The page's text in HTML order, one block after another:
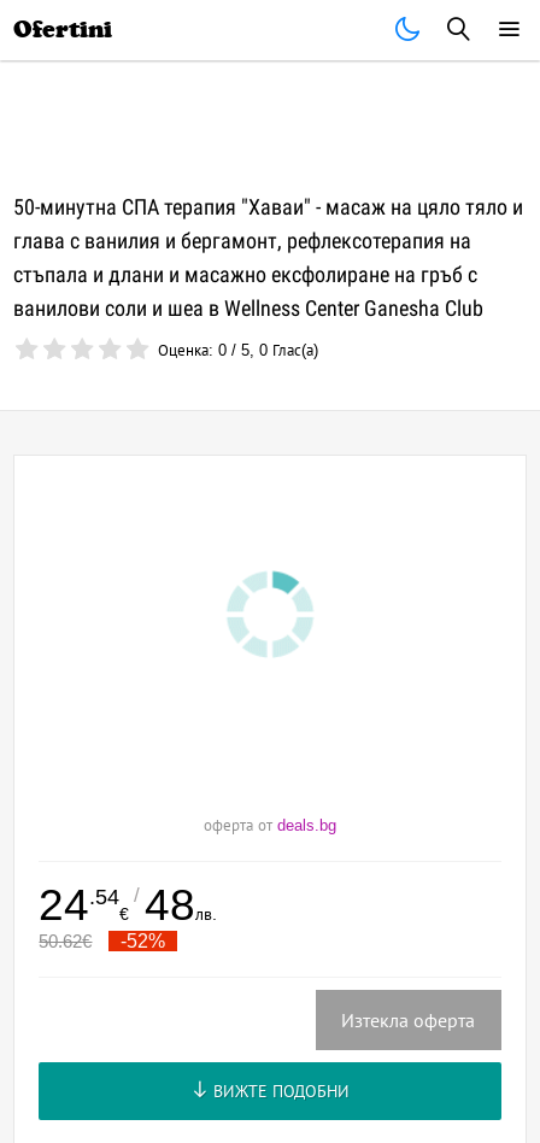
Ofertini
50-минутна СПА терапия "Хаваи" - масаж на цяло тяло и
глава с ванилия и бергамонт, рефлексотерапия на
стъпала и длани и масажно ексфолиране на гръб с
ванилови соли и шеа в Wellness Center Ganesha Club
Оценка:0 /5,0 Глас(а)
оферта от deals.bg
24.54
€
/ 48лв.
50.62€ -52%
Изтекла оферта
ВИЖТЕ ПОДОБНИ